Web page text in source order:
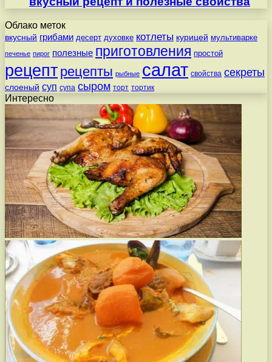
Облако меток
вкусный грибами десерт духовке котлеты курицей мультиварке
печенье пирог полезные приготовления простой
рецепт рецепты рыбные салат свойства секреты
слоеный суп супа сыром торт тортик
Интересно